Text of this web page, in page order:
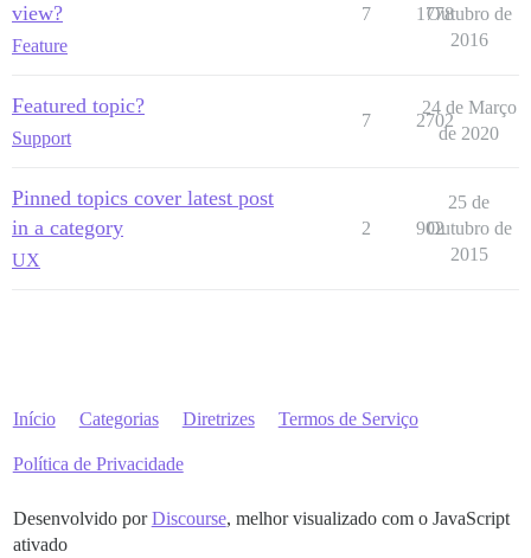
view?
Feature
7 1778
Outubro de
2016
Featured topic?
Support
7 2702
24 de Março
de 2020
Pinned topics cover latest post
in a category
UX
2 902
25 de
Outubro de
2015
Início Categorias Diretrizes Termos de Serviço
Política de Privacidade
Desenvolvido porDiscourse, melhor visualizado com o JavaScript
ativado